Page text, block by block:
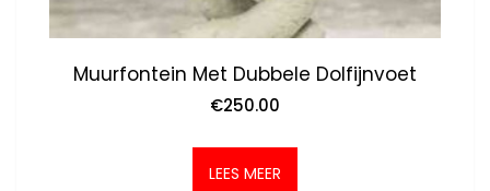
Muurfontein Met Dubbele Dolfijnvoet
€250.00
LEES MEER